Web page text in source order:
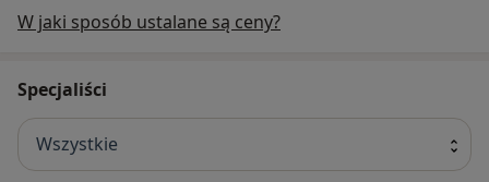
W jaki sposób ustalane są ceny?
Specjaliści
Wszystkie